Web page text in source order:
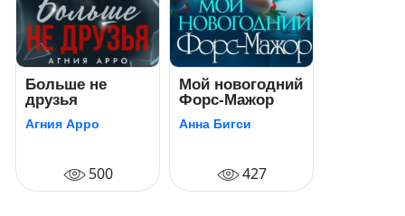
Больше не
друзья
Агния Арро
500
Мой новогодний
Форс-Мажор
Анна Бигси
427